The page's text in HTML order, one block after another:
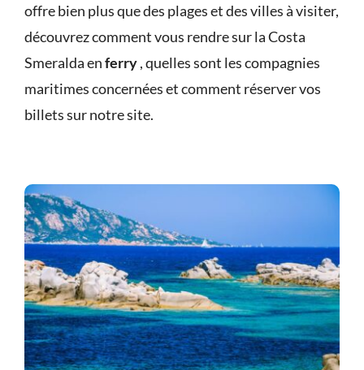
offre bien plus que des plages et des villes à visiter,
découvrez comment vous rendre sur la Costa
Smeralda enferry, quelles sont les compagnies
maritimes concernées et comment réserver vos
billets surnotre site.